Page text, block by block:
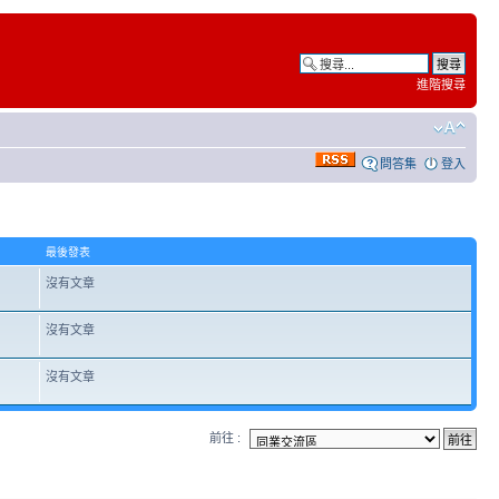
進階搜尋
問答集 登入
最後發表
沒有文章
沒有文章
沒有文章
前往 :